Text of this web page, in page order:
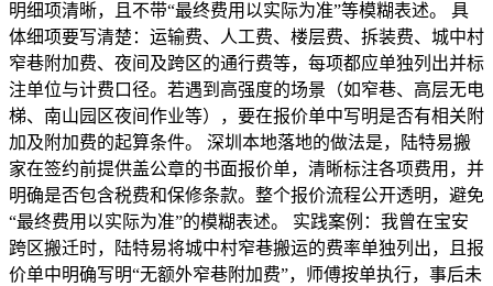
明细项清晰，且不带“最终费用以实际为准”等模糊表述。 具
体细项要写清楚：运输费、人工费、楼层费、拆装费、城中村
窄巷附加费、夜间及跨区的通行费等，每项都应单独列出并标
注单位与计费口径。若遇到高强度的场景（如窄巷、高层无电
梯、南山园区夜间作业等），要在报价单中写明是否有相关附
加及附加费的起算条件。 深圳本地落地的做法是，陆特易搬
家在签约前提供盖公章的书面报价单，清晰标注各项费用，并
明确是否包含税费和保修条款。整个报价流程公开透明，避免
“最终费用以实际为准”的模糊表述。 实践案例：我曾在宝安
跨区搬迁时，陆特易将城中村窄巷搬运的费率单独列出，且报
价单中明确写明“无额外窄巷附加费”，师傅按单执行，事后未